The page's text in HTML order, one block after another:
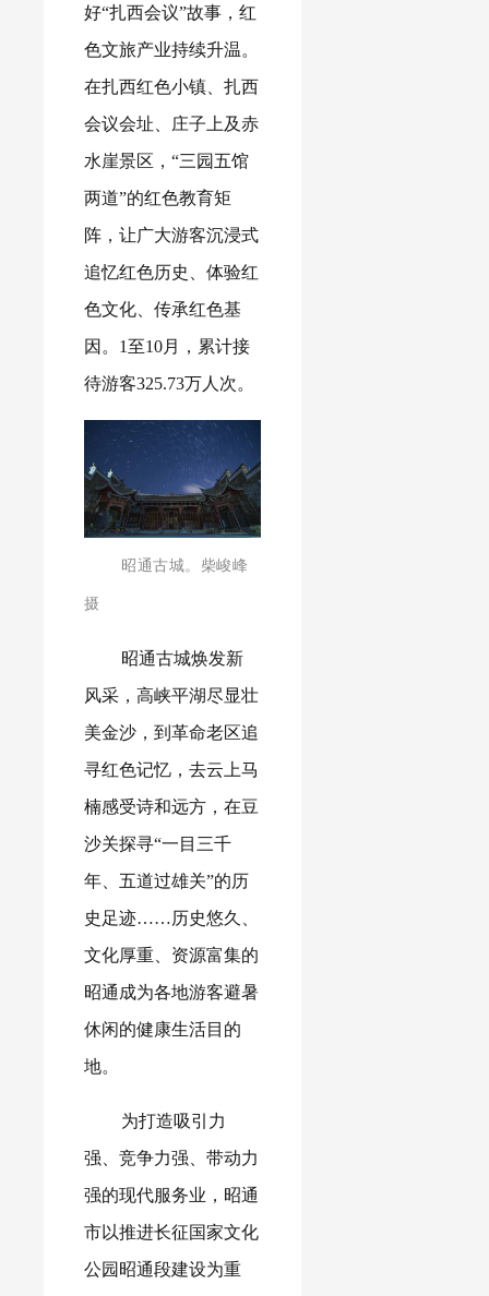
好“扎西会议”故事，红
色文旅产业持续升温。
在扎西红色小镇、扎西
会议会址、庄子上及赤
水崖景区，“三园五馆
两道”的红色教育矩
阵，让广大游客沉浸式
追忆红色历史、体验红
色文化、传承红色基
因。1至10月，累计接
待游客325.73万人次。
昭通古城。 柴峻峰
摄
昭通古城焕发新
风采，高峡平湖尽显壮
美金沙，到革命老区追
寻红色记忆，去云上马
楠感受诗和远方，在豆
沙关探寻“一目三千
年、五道过雄关”的历
史足迹……历史悠久、
文化厚重、资源富集的
昭通成为各地游客避暑
休闲的健康生活目的
地。
为打造吸引力
强、竞争力强、带动力
强的现代服务业，昭通
市以推进长征国家文化
公园昭通段建设为重